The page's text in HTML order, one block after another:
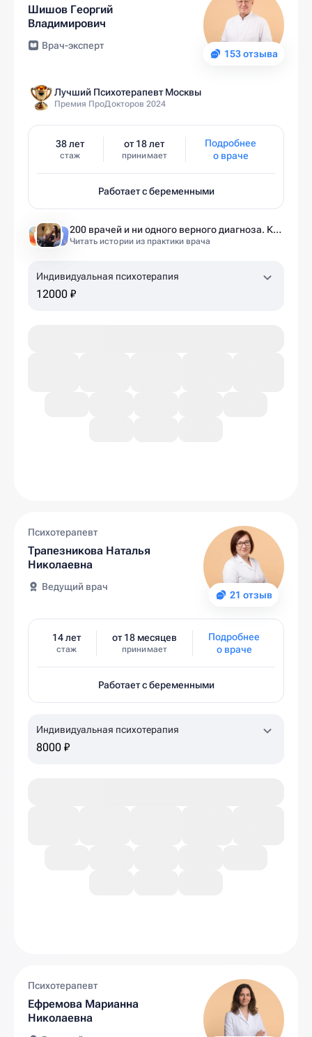
153 отзыва
Шишов Георгий
Владимирович
Врач-эксперт
Лучший Психотерапевт Москвы
Премия ПроДокторов 2024
38 лет
стаж
от 18 лет
принимает
Подробнее
о враче
Работает с беременными
200 врачей и ни одного верного диагноза. Как один приём изменил всю мою жизнь
Читать истории из практики врача
Индивидуальная психотерапия
12000 ₽
21 отзыв
Психотерапевт
Трапезникова Наталья
Николаевна
Ведущий врач
14 лет
стаж
от 18 месяцев
принимает
Подробнее
о враче
Работает с беременными
Индивидуальная психотерапия
8000 ₽
Психотерапевт
Ефремова Марианна
Николаевна